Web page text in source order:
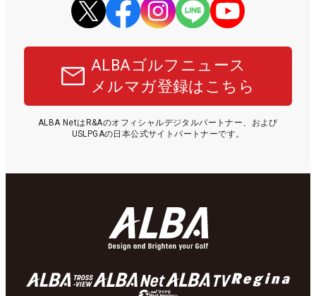
ALBAゴルフニュース
メルマガ登録はこちら
ALBA NetはR&Aのオフィシャルデジタルパートナー、および
USLPGAの日本公式サイトパートナーです。